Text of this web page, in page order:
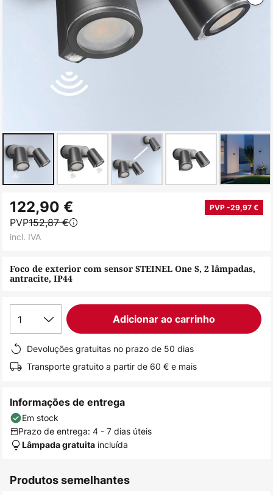
para
início
Galeria
de
imagens
Foco de exterior com sensor STEINEL One S, 2 lâmpadas,
antracite, IP44
122,90 € PVP -29,97 €
PVP152,87 €
incl. IVA
1 Adicionar ao carrinho
Devoluções gratuitas no prazo de 50 dias
Transporte gratuito a partir de 60 € e mais
Informações de entrega
Em stock
Prazo de entrega: 4 - 7 dias úteis
Lâmpada gratuita incluída
Produtos semelhantes